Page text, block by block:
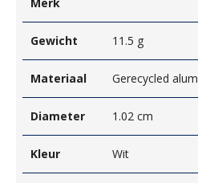
Merk
Gewicht 11.5 g
Materiaal Gerecycled
Diameter 1.02 cm
Kleur Wit